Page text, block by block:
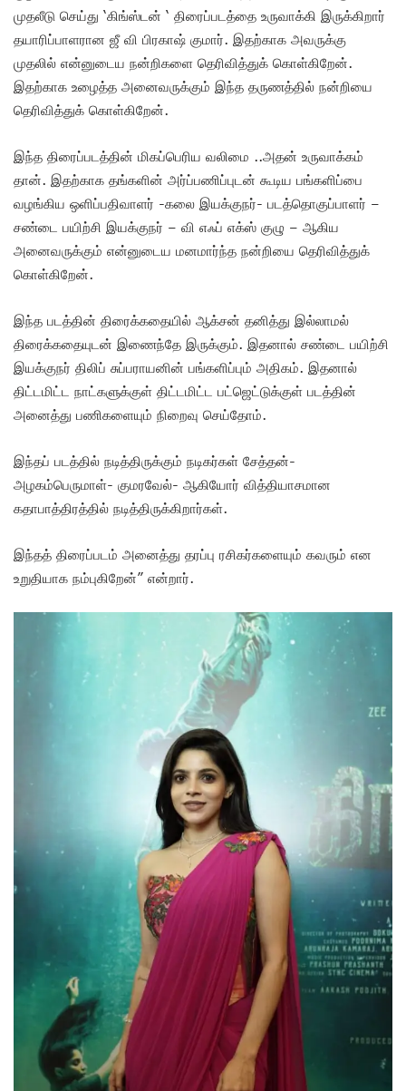
முதலீடு செய்து ‘கிங்ஸ்டன் ‘ திரைப்படத்தை உருவாக்கி இருக்கிறார்
தயாரிப்பாளரான ஜீ வி பிரகாஷ் குமார். இதற்காக அவருக்கு
முதலில் என்னுடைய நன்றிகளை தெரிவித்துக் கொள்கிறேன்.
இதற்காக உழைத்த அனைவருக்கும் இந்த தருணத்தில் நன்றியை
தெரிவித்துக் கொள்கிறேன்.
இந்த திரைப்படத்தின் மிகப்பெரிய வலிமை ..அதன் உருவாக்கம்
தான். இதற்காக தங்களின் அர்ப்பணிப்புடன் கூடிய பங்களிப்பை
வழங்கிய ஒளிப்பதிவாளர் -கலை இயக்குநர்- படத்தொகுப்பாளர் –
சண்டை பயிற்சி இயக்குநர் – வி எஃப் எக்ஸ் குழு – ஆகிய
அனைவருக்கும் என்னுடைய மனமார்ந்த நன்றியை தெரிவித்துக்
கொள்கிறேன்.
இந்த படத்தின் திரைக்கதையில் ஆக்சன் தனித்து இல்லாமல்
திரைக்கதையுடன் இணைந்தே இருக்கும். இதனால் சண்டை பயிற்சி
இயக்குநர் திலிப் சுப்பராயனின் பங்களிப்பும் அதிகம். இதனால்
திட்டமிட்ட நாட்களுக்குள் திட்டமிட்ட பட்ஜெட்டுக்குள் படத்தின்
அனைத்து பணிகளையும் நிறைவு செய்தோம்.
இந்தப் படத்தில் நடித்திருக்கும் நடிகர்கள் சேத்தன்-
அழகம்பெருமாள்- குமரவேல்- ஆகியோர் வித்தியாசமான
கதாபாத்திரத்தில் நடித்திருக்கிறார்கள்.
இந்தத் திரைப்படம் அனைத்து தரப்பு ரசிகர்களையும் கவரும் என
உறுதியாக நம்புகிறேன்” என்றார்.